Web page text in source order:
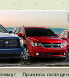
Правила